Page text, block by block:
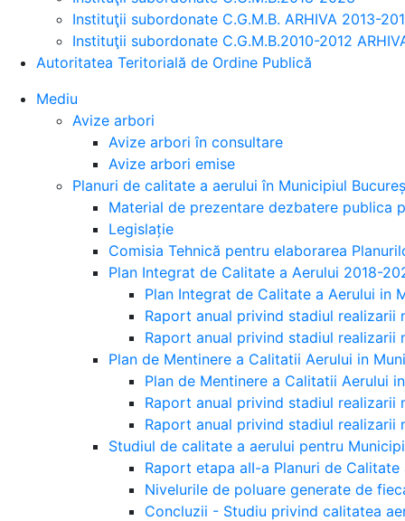
Instituţii subordonate C.G.M.B. ARHIVA 2013-
Instituţii subordonate C.G.M.B.2010-2012
Autoritatea Teritorială de Ordine Publică
Mediu
Avize arbori
Avize arbori în consultare
Avize arbori emise
Planuri de calitate a aerului în Municipiul
Material de prezentare dezbatere publica
Legislație
Comisia Tehnică pentru elaborarea
Plan Integrat de Calitate a Aerului 2018-
Plan Integrat de Calitate a Aerului in
Raport anual privind stadiul realizarii
Raport anual privind stadiul realizarii
Plan de Mentinere a Calitatii Aerului in
Plan de Mentinere a Calitatii Aerului
Raport anual privind stadiul realizarii
Raport anual privind stadiul realizarii
Studiul de calitate a aerului pentru
Raport etapa aII-a Planuri de
Nivelurile de poluare generate de
Concluzii - Studiu privind calitatea